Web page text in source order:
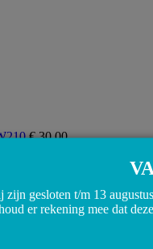
€30,00
zijn gesloten t/m 13
er rekening mee dat